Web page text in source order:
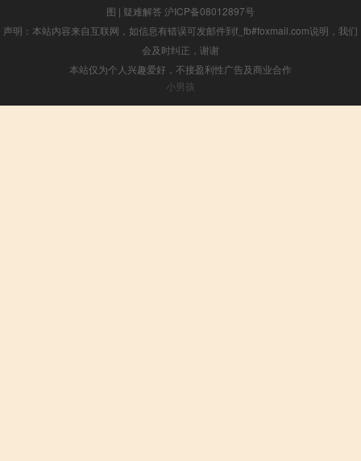
图 | 疑难解答 沪ICP备08012897号
声明：本站内容来自互联网，如信息有错误可发邮件到f_fb#foxmail.com说明，我们
会及时纠正，谢谢
本站仅为个人兴趣爱好，不接盈利性广告及商业合作
小男孩